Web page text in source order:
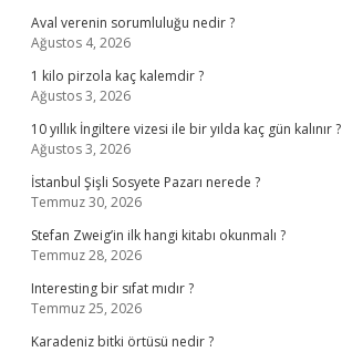
Aval verenin sorumluluğu nedir ?
Ağustos 4, 2026
1 kilo pirzola kaç kalemdir ?
Ağustos 3, 2026
10 yıllık İngiltere vizesi ile bir yılda kaç gün kalınır ?
Ağustos 3, 2026
İstanbul Şişli Sosyete Pazarı nerede ?
Temmuz 30, 2026
Stefan Zweig’in ilk hangi kitabı okunmalı ?
Temmuz 28, 2026
Interesting bir sıfat mıdır ?
Temmuz 25, 2026
Karadeniz bitki örtüsü nedir ?